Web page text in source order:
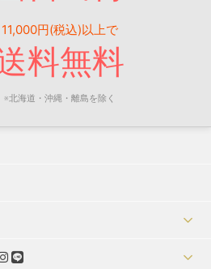
11,000円(税込)以上で
料無料
※北海道・沖縄・離島を除く